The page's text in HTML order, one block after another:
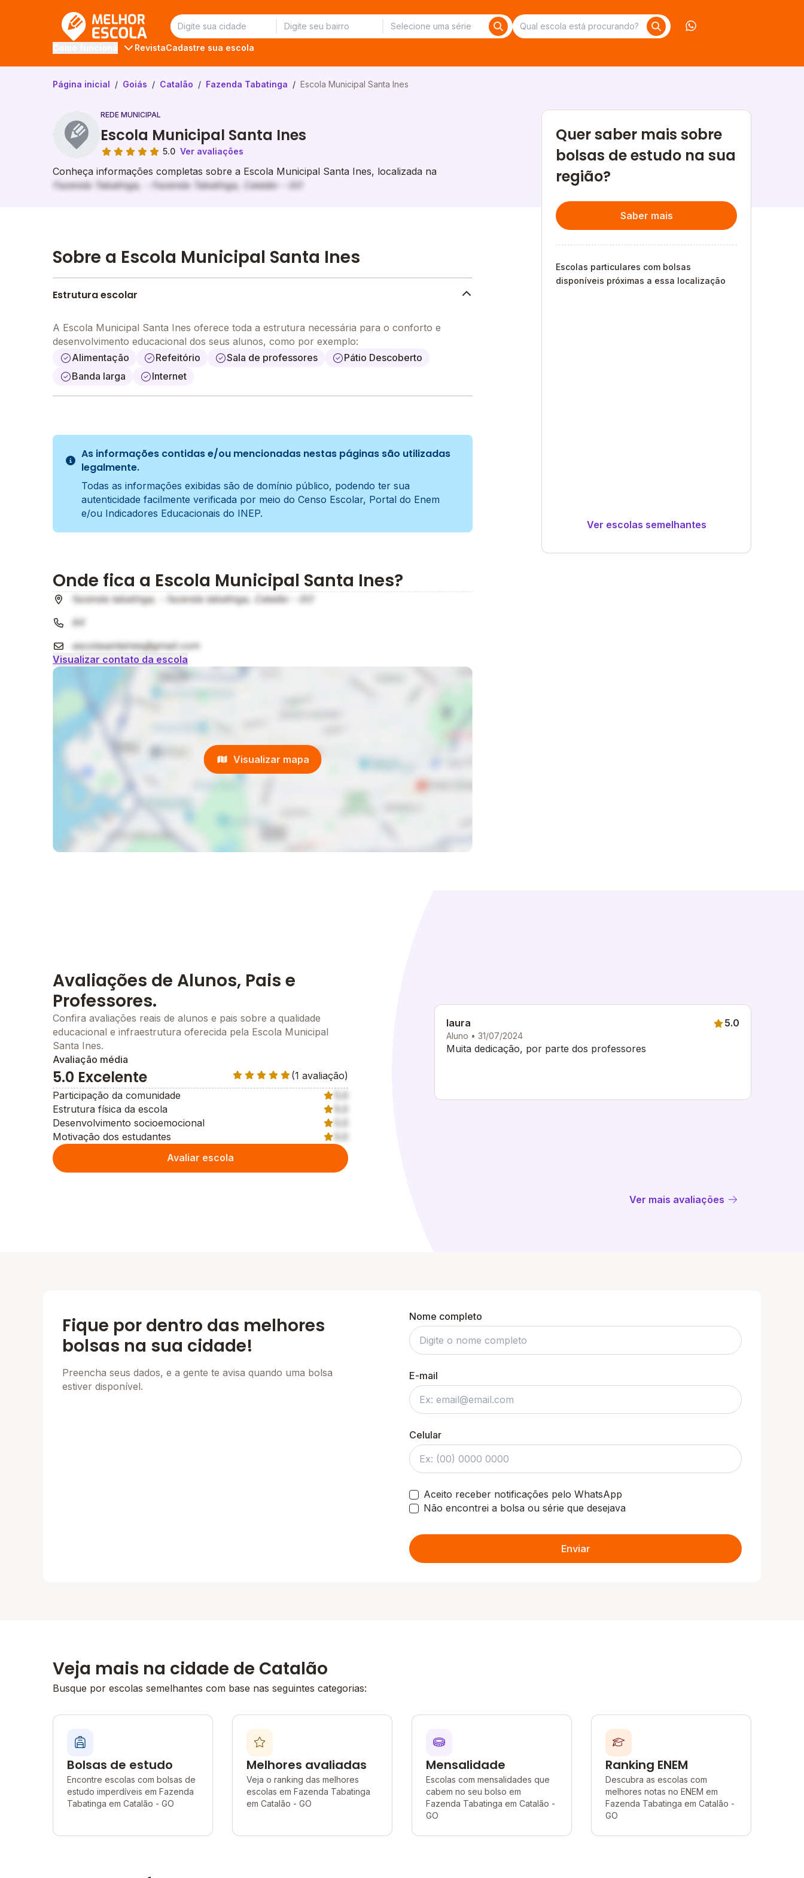
RevistaCadastre sua escola
Página inicial / Goiás / Catalão / Fazenda Tabatinga / Escola Municipal Santa Ines
REDE MUNICIPAL
Escola Municipal Santa Ines
5.0 Ver avaliações
Conheça informações completas sobre a Escola Municipal Santa Ines, localizada na
Fazenda Tabatinga, - Fazenda Tabatinga, Catalão - GO
Quer saber mais sobre
bolsas de estudo na sua
região?
Saber mais
Escolas particulares com bolsas
disponíveis próximas a essa localização
Ver escolas semelhantes
Sobre a Escola Municipal Santa Ines
Estrutura escolar
A Escola Municipal Santa Ines oferece toda a estrutura necessária para o conforto e
desenvolvimento educacional dos seus alunos, como por exemplo:
Alimentação
Refeitório Sala de professores
Pátio Descoberto
Banda larga
Internet
As informações contidas e/ou mencionadas nestas páginas são utilizadas
legalmente.
Todas as informações exibidas são de domínio público, podendo ter sua
autenticidade facilmente verificada por meio do Censo Escolar, Portal do Enem
e/ou Indicadores Educacionais do INEP.
Onde fica a Escola Municipal Santa Ines?
fazenda tabatinga, - fazenda tabatinga, Catalão - GO
64
escolasantaines@gmail.com
Visualizar contato da escola
Visualizar mapa
Avaliações de Alunos, Pais e
Professores.
Confira avaliações reais de alunos e pais sobre a qualidade
educacional e infraestrutura oferecida pela Escola Municipal
Santa Ines.
Avaliação média
5.0 Excelente
(1 avaliação)
Participação da comunidade
5.0
Estrutura física da escola
5.0
Desenvolvimento socioemocional
5.0
Motivação dos estudantes
5.0
Avaliar escola
laura
Aluno • 31/07/2024
5.0
Muita dedicação, por parte dos professores
Ver mais avaliações
Fique por dentro das melhores
bolsas na sua cidade!
Preencha seus dados, e a gente te avisa quando uma bolsa
estiver disponível.
Nome completo
E-mail
Celular
Aceito receber notificações pelo WhatsApp
Não encontrei a bolsa ou série que desejava
Enviar
Veja mais na cidade de Catalão
Busque por escolas semelhantes com base nas seguintes categorias:
Bolsas de estudo
Encontre escolas com bolsas de
estudo imperdíveis em Fazenda
Tabatinga em Catalão - GO
Melhores avaliadas
Veja o ranking das melhores
escolas em Fazenda Tabatinga
em Catalão - GO
Mensalidade
Escolas com mensalidades que
cabem no seu bolso em
Fazenda Tabatinga em Catalão -
GO
Ranking ENEM
Descubra as escolas com
melhores notas no ENEM em
Fazenda Tabatinga em Catalão -
GO